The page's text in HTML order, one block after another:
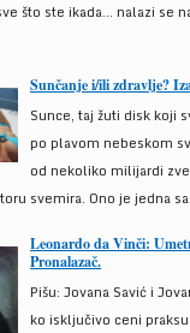
što ste ikada… nalazi se
Sunčanje i/ili zdravlje?
Sunce, taj žuti disk koji
po plavom nebeskom
od nekoliko milijardi
svemira. Ono je jedna
Leonardo da Vinči:
Pronalazač.
Pišu: Jovana Savić i
ko isključivo ceni